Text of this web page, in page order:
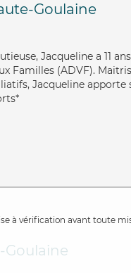
Goulaine
Jacqueline a 11
Familles (ADVF).
Jacqueline apporte
à vérification avant toute
Goulaine